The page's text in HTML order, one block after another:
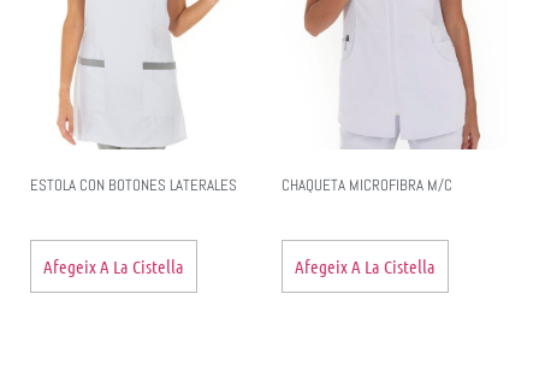
ESTOLA CON BOTONES LATERALES
Afegeix A La Cistella
CHAQUETA MICROFIBRA M/C
Afegeix A La Cistella